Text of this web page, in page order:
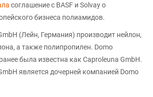
соглашение с BASF и Solvay о
бизнеса полиамидов.
(Лейн, Германия) производит нейлон,
а также полипропилен. Domo
была известна как Caproleuna GmbH.
является дочерней компанией Domo